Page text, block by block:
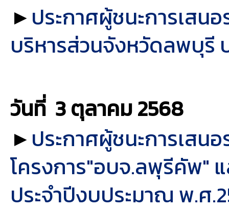
►ประกาศผู้ชนะการเสน
บริหารส่วนจังหวัดลพบุรี
วันที่ 3 ตุลาคม2568
►ประกาศผู้ชนะการเสน
โครงการ"อบจ.ลพุรีคัพ"
ประจำปีงบประมาณ พ.ศ